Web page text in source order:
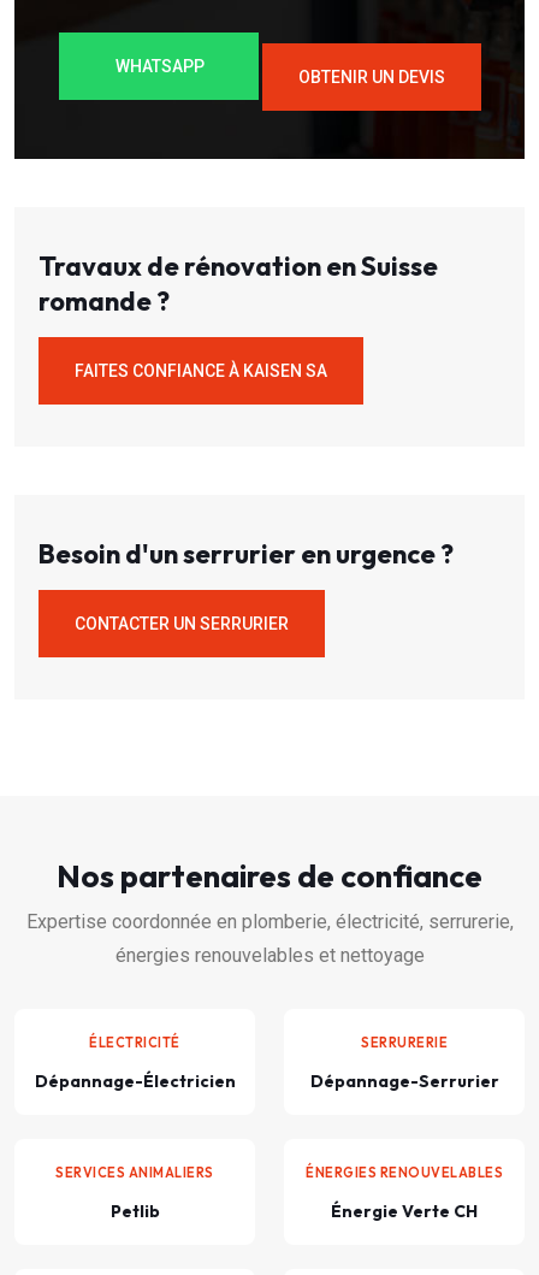
WHATSAPP
OBTENIR UN DEVIS
Travaux de rénovation en Suisse
romande ?
FAITES CONFIANCE À KAISEN SA
Besoin d'un serrurier en urgence ?
CONTACTER UN SERRURIER
Nos partenaires de confiance
Expertise coordonnée en plomberie, électricité, serrurerie,
énergies renouvelables et nettoyage
ÉLECTRICITÉ
Dépannage-Électricien
SERRURERIE
Dépannage-Serrurier
SERVICES ANIMALIERS
Petlib
ÉNERGIES RENOUVELABLES
Énergie Verte CH